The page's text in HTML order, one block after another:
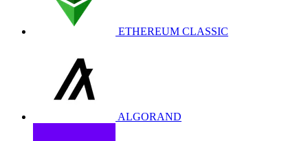
ETHEREUM CLASSIC
ALGORAND